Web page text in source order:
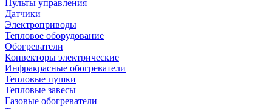
Пульты управления
Датчики
Электроприводы
Тепловое оборудование
Обогреватели
Конвекторы электрические
Инфракрасные обогреватели
Тепловые пушки
Тепловые завесы
Газовые обогреватели